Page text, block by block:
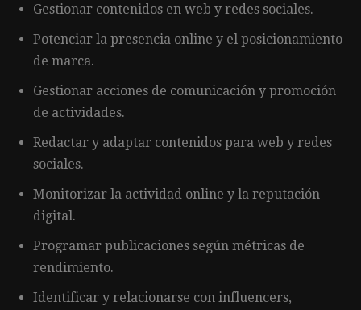
Gestionar contenidos en web y redes sociales.
Potenciar la presencia online y el posicionamiento
de marca.
Gestionar acciones de comunicación y promoción
de actividades.
Redactar y adaptar contenidos para web y redes
sociales.
Monitorizar la actividad online y la reputación
digital.
Programar publicaciones según métricas de
rendimiento.
Identificar y relacionarse con influencers,